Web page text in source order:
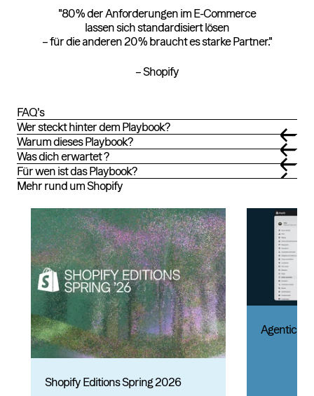
"80 % der Anforderungen im E-Commerce
lassen sich standardisiert lösen
– für die anderen 20 % braucht es starke Partner."
– Shopify
FAQ's
Wer steckt hinter dem Playbook?
Warum dieses Playbook?
Was dich erwartet ?
Für wen ist das Playbook?
Mehr rund um Shopify
Shopify Editions Spring 2026
Agentic